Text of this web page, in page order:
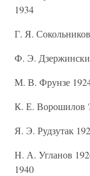
1934
Г. Я.
Ф. Э.
М. В. Фрунзе
К. Е. Ворошилов
Я. Э. Рудзутак
Н. А. Угланов
1940